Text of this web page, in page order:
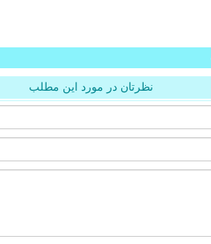
نظرتان در مورد این مطلب